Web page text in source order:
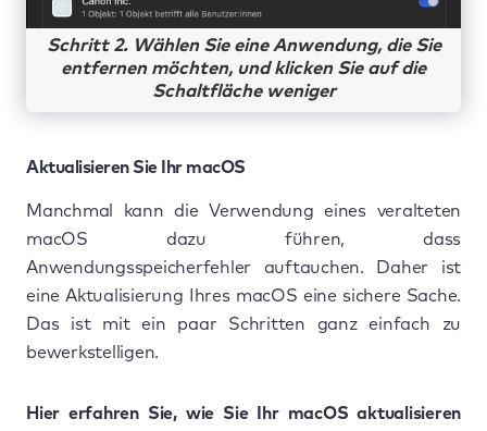
Schritt 2. Wählen Sie eine Anwendung, die Sie
entfernen möchten, und klicken Sie auf die
Schaltfläche weniger
Aktualisieren Sie Ihr macOS
Manchmal kann die Verwendung eines veralteten
macOS dazu führen, dass
Anwendungsspeicherfehler auftauchen. Daher ist
eine Aktualisierung Ihres macOS eine sichere Sache.
Das ist mit ein paar Schritten ganz einfach zu
bewerkstelligen.
Hier erfahren Sie, wie Sie Ihr macOS aktualisieren